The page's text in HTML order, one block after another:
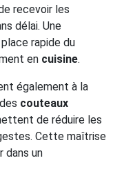
recevoir les
délai. Une
rapide du
en cuisine.
également à la
couteaux
de réduire les
Cette maîtrise
dans un